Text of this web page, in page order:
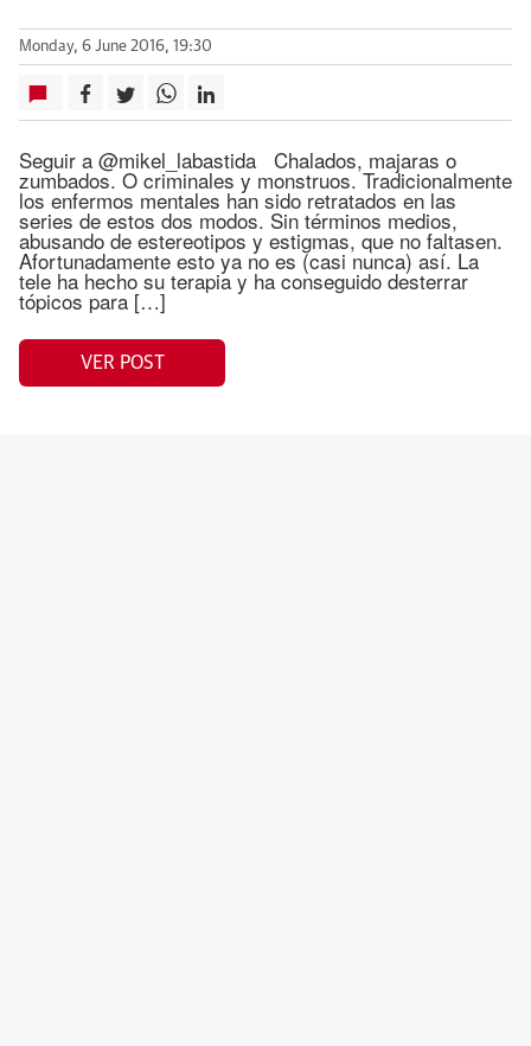
Monday, 6 June 2016, 19:30
Seguir a @mikel_labastida Chalados, majaras o
zumbados. O criminales y monstruos. Tradicionalmente
los enfermos mentales han sido retratados en las
series de estos dos modos. Sin términos medios,
abusando de estereotipos y estigmas, que no faltasen.
Afortunadamente esto ya no es (casi nunca) así. La
tele ha hecho su terapia y ha conseguido desterrar
tópicos para […]
VER POST